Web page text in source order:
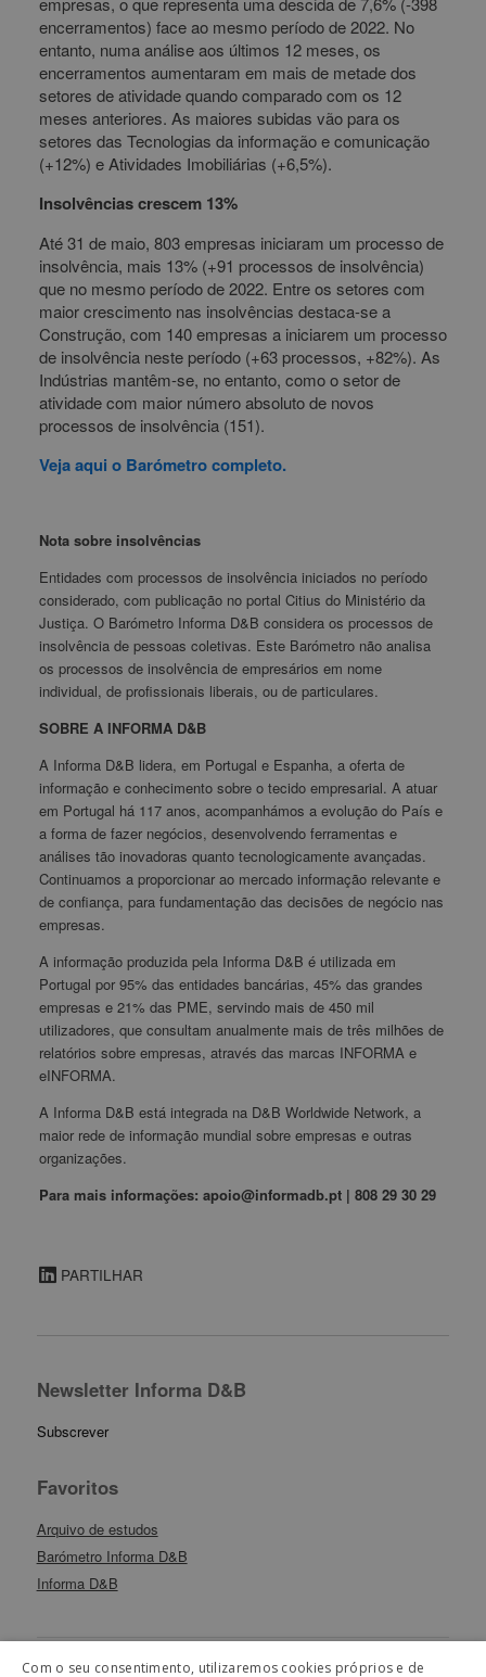
encerramentos) face ao mesmo período de 2022. No
entanto, numa análise aos últimos 12 meses, os
encerramentos aumentaram em mais de metade dos
setores de atividade quando comparado com os 12
meses anteriores. As maiores subidas vão para os
setores das Tecnologias da informação e comunicação
(+12%) e Atividades Imobiliárias (+6,5%).
Insolvências crescem 13%
Até 31 de maio, 803 empresas iniciaram um processo de
insolvência, mais 13% (+91 processos de insolvência)
que no mesmo período de 2022. Entre os setores com
maior crescimento nas insolvências destaca-se a
Construção, com 140 empresas a iniciarem um processo
de insolvência neste período (+63 processos, +82%). As
Indústrias mantêm-se, no entanto, como o setor de
atividade com maior número absoluto de novos
processos de insolvência (151).
Veja aqui o Barómetro completo.
Nota sobre insolvências
Entidades com processos de insolvência iniciados no período
considerado, com publicação no portal Citius do Ministério da
Justiça. O Barómetro Informa D&B considera os processos de
insolvência de pessoas coletivas. Este Barómetro não analisa
os processos de insolvência de empresários em nome
individual, de profissionais liberais, ou de particulares.
SOBRE A INFORMA D&B
A Informa D&B lidera, em Portugal e Espanha, a oferta de
informação e conhecimento sobre o tecido empresarial. A atuar
em Portugal há 117 anos, acompanhámos a evolução do País e
a forma de fazer negócios, desenvolvendo ferramentas e
análises tão inovadoras quanto tecnologicamente avançadas.
Continuamos a proporcionar ao mercado informação relevante e
de confiança, para fundamentação das decisões de negócio nas
empresas.
A informação produzida pela Informa D&B é utilizada em
Portugal por 95% das entidades bancárias, 45% das grandes
empresas e 21% das PME, servindo mais de 450 mil
utilizadores, que consultam anualmente mais de três milhões de
relatórios sobre empresas, através das marcas INFORMA e
eINFORMA.
A Informa D&B está integrada na D&B Worldwide Network, a
maior rede de informação mundial sobre empresas e outras
organizações.
Para mais informações: apoio@informadb.pt | 808 29 30 29
PARTILHAR
Newsletter Informa D&B
Subscrever
Favoritos
Arquivo de estudos
Barómetro Informa D&B
Informa D&B
Com o seu consentimento, utilizaremos cookies próprios e de